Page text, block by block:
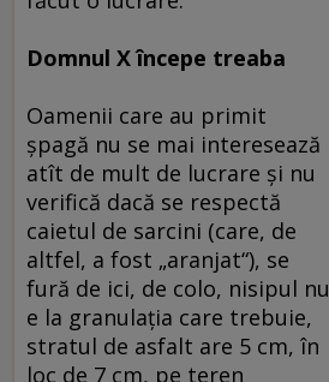
Domnul X începe treaba
Oamenii care au primit
şpagă nu se mai interesează
atît de mult de lucrare şi nu
verifică dacă se respectă
caietul de sarcini (care, de
altfel, a fost „aranjat“), se
fură de ici, de colo, nisipul nu
e la granulaţia care trebuie,
stratul de asfalt are 5 cm, în
loc de 7 cm, pe teren